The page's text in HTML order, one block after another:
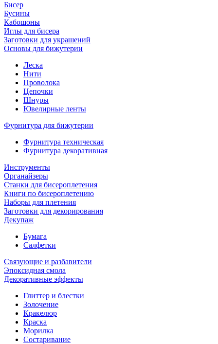
Бисер
Бусины
Кабошоны
Иглы для бисера
Заготовки для украшений
Основы для бижутерии
Леска
Нити
Проволока
Цепочки
Шнуры
Ювелирные ленты
Фурнитура для бижутерии
Фурнитура техническая
Фурнитура декоративная
Инструменты
Органайзеры
Станки для бисероплетения
Книги по бисероплетению
Наборы для плетения
Заготовки для декорирования
Декупаж
Бумага
Салфетки
Связующие и разбавители
Эпоксидная смола
Декоративные эффекты
Глиттер и блестки
Золочение
Кракелюр
Краска
Морилка
Состаривание